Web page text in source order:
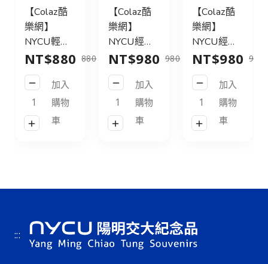
【Colaz酷
樂網】
NYCU輕旅
行後背包
21L_黑／
NYCU
Logo
Backpack
21L_Black
NT$880 880
加入
購物
車
【Colaz酷
樂網】
NYCU經典
後背包31L
皮標款_黑
／NYCU
Logo
Backpack
31L_Black
NT$980 980
加入
購物
車
【Colaz酷
樂網】
NYCU經典
後背包31L
皮標款_灰
綠／NYCU
Logo
Backpack
31L_Green
NT$980 980
加入
購物
車
:::